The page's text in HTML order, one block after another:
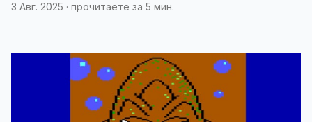
3 Авг. 2025 · прочитаете за 5 мин.